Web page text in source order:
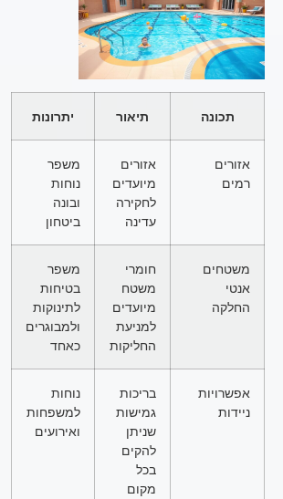
תכונה תיאור יתרונות
אזורים
רמים
אזורים
מיועדים
לחקירה
עדינה
משפר
נוחות
ובונה
ביטחון
משטחים
אנטי
החלקה
חומרי
משטח
מיועדים
למניעת
החליקות
משפר
בטיחות
לתינוקות
ולמבוגרים
כאחד
אפשרויות
ניידות
בריכות
גמישות
שניתן
להקים
בכל
מקום
נוחות
למשפחות
ואירועים